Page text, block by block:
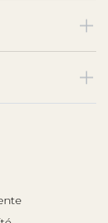
vous proposer